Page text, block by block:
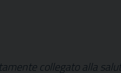
collegato alla